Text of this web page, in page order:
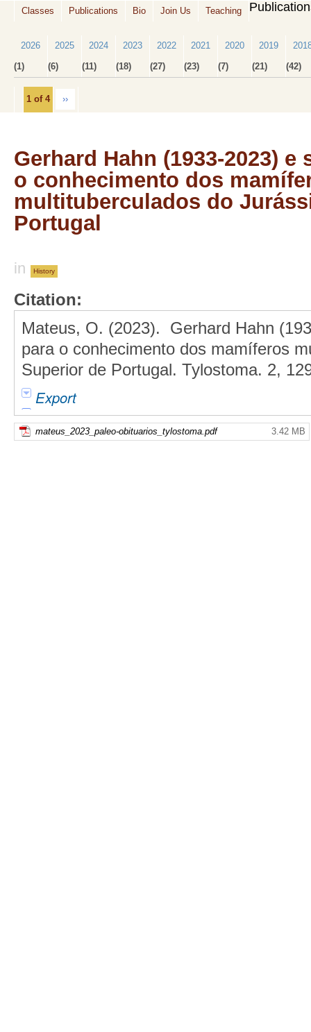
Classes Publications Bio Join Us Teaching
2026
(1)
2025
(6)
2024
(11)
2023
(18)
2022
(27)
2021
(23)
2020
(7)
2019
(21)
(42)
1 of 4 ››
Gerhard Hahn (1933-2023)
o conhecimento dos
multituberculados do
Portugal
in History
Citation:
Mateus, O. (2023). Gerhard Hahn
para o conhecimento dos mamíferos
Superior de Portugal. Tylostoma. 2,
Export
mateus_2023_paleo-obituarios_tylostoma.pdf 3.42 MB